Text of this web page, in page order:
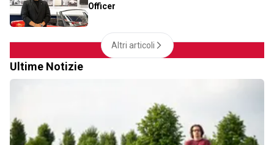
Officer
Altri articoli
Ultime Notizie